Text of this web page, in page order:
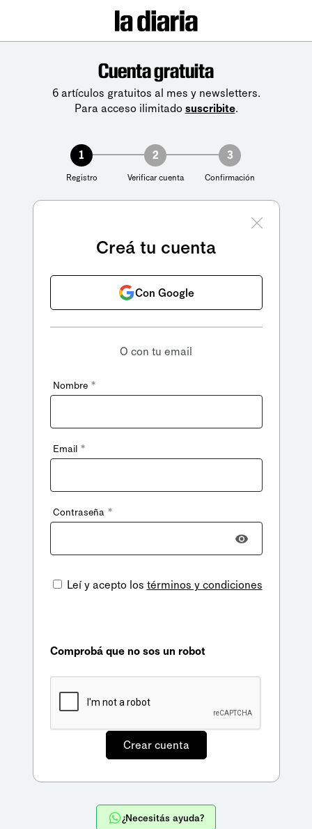
Cuenta gratuita
6 artículos gratuitos al mes y newsletters.
Para acceso ilimitado suscribite.
1
Registro
2
Verificar cuenta
3
Confirmación
Creá tu cuenta
Con Google
O con tu email
Nombre *
Email *
Contraseña *
Leí y acepto los términos y condiciones
Comprobá que no sos un robot
¿Necesitás ayuda?